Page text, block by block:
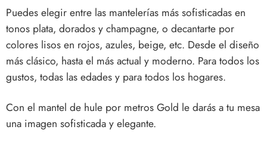
Puedes elegir entre las mantelerías más sofisticadas en
tonos plata, dorados y champagne, o decantarte por
colores lisos en rojos, azules, beige, etc. Desde el diseño
más clásico, hasta el más actual y moderno. Para todos los
gustos, todas las edades y para todos los hogares.
Con el mantel de hule por metros Gold le darás a tu mesa
una imagen sofisticada y elegante.